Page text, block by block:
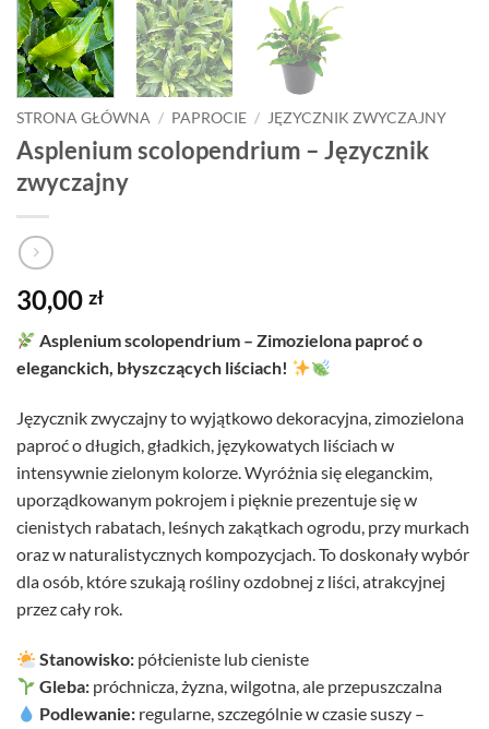
STRONA GŁÓWNA / PAPROCIE / JĘZYCZNIK ZWYCZAJNY
Asplenium scolopendrium – Języcznik
zwyczajny
30,00 zł
Asplenium scolopendrium – Zimozielona paproć o
eleganckich, błyszczących liściach!
Języcznik zwyczajny to wyjątkowo dekoracyjna, zimozielona
paproć o długich, gładkich, językowatych liściach w
intensywnie zielonym kolorze. Wyróżnia się eleganckim,
uporządkowanym pokrojem i pięknie prezentuje się w
cienistych rabatach, leśnych zakątkach ogrodu, przy murkach
oraz w naturalistycznych kompozycjach. To doskonały wybór
dla osób, które szukają rośliny ozdobnej z liści, atrakcyjnej
przez cały rok.
Stanowisko: półcieniste lub cieniste
Gleba: próchnicza, żyzna, wilgotna, ale przepuszczalna
Podlewanie: regularne, szczególnie w czasie suszy –